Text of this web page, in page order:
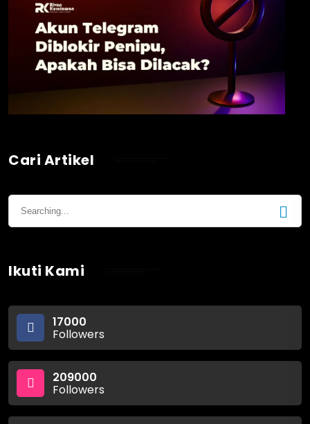
Cari Artikel
Ikuti Kami
17000
Followers
209000
Followers